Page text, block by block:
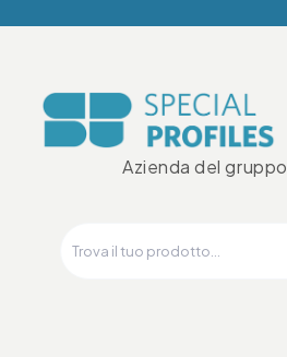
Azienda del gruppo